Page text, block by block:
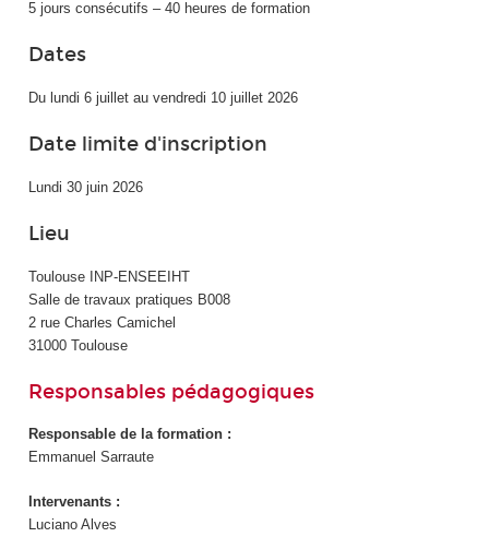
5 jours consécutifs – 40 heures de formation
Dates
Du lundi 6 juillet au vendredi 10 juillet 2026
Date limite d'inscription
Lundi 30 juin 2026
Lieu
Toulouse INP-ENSEEIHT
Salle de travaux pratiques B008
2 rue Charles Camichel
31000 Toulouse
Responsables pédagogiques
Responsable de la formation :
Emmanuel Sarraute
Intervenants :
Luciano Alves